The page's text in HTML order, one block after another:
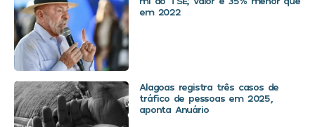
em 2022
Alagoas registra três casos de
tráfico de pessoas em 2025,
aponta Anuário